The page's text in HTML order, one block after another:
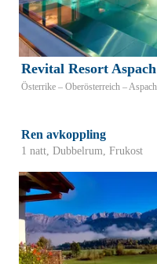
Revital Resort Aspach
Österrike – Oberösterreich – Aspach
Ren avkoppling
1 natt, Dubbelrum, Frukost